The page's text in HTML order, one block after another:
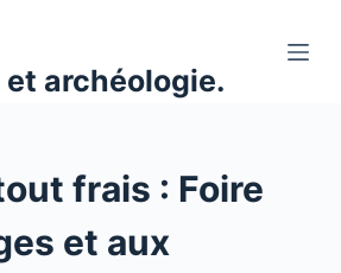
archéologie.
frais : Foire
et aux